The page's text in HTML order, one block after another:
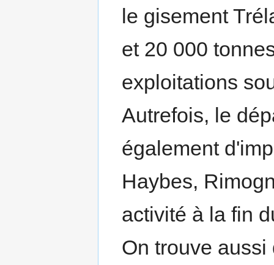
le gisement
et 20 000
exploitations
Autrefois, le
également
Haybes,
activité à la fin
On trouve